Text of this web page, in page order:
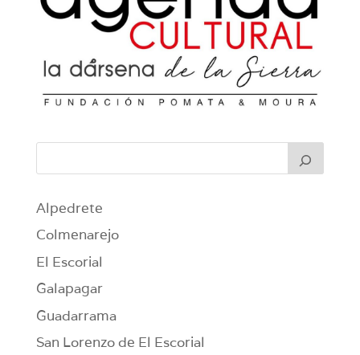
Alpedrete
Colmenarejo
El Escorial
Galapagar
Guadarrama
San Lorenzo de El Escorial